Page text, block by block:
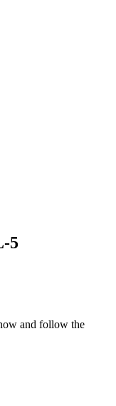
5
and follow the